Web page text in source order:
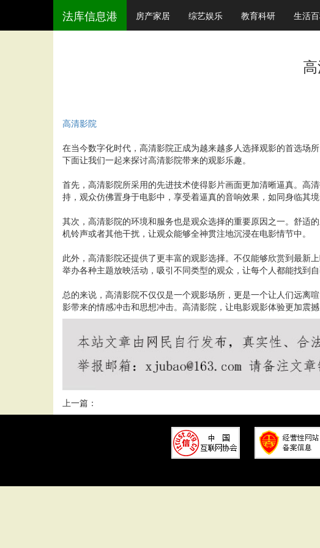
法库信息港 房产家居 综艺娱乐 教育科研 生活
高清影院
在当今数字化时代，高清影院正成为越来越多人选择观影的首选场
下面让我们一起来探讨高清影院带来的观影乐趣。
首先，高清影院所采用的先进技术使得影片画面更加清晰逼真。高
持，观众仿佛置身于电影中，享受着逼真的音响效果，如同身临其境
其次，高清影院的环境和服务也是观众选择的重要原因之一。舒适
机铃声或者其他干扰，让观众能够全神贯注地沉浸在电影情节中。
此外，高清影院还提供了更丰富的观影选择。不仅能够欣赏到最新
举办各种主题放映活动，吸引不同类型的观众，让每个人都能找到自
总的来说，高清影院不仅仅是一个观影场所，更是一个让人们远离
影带来的情感冲击和思想冲击。高清影院，让电影观影体验更加震
上一篇：